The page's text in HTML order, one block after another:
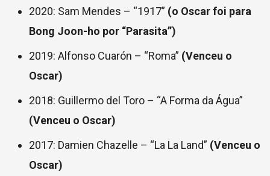
2020: Sam Mendes – “1917” (o Oscar foi para
Bong Joon-ho por “Parasita”)
2019: Alfonso Cuarón – “Roma” (Venceu o
Oscar)
2018: Guillermo del Toro – “A Forma da Água”
(Venceu o Oscar)
2017: Damien Chazelle – “La La Land” (Venceu o
Oscar)